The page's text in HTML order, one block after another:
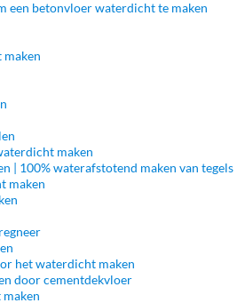
een betonvloer waterdicht te maken
maken
| 100% waterafstotend maken van tegels
maken
het waterdicht maken
door cementdekvloer